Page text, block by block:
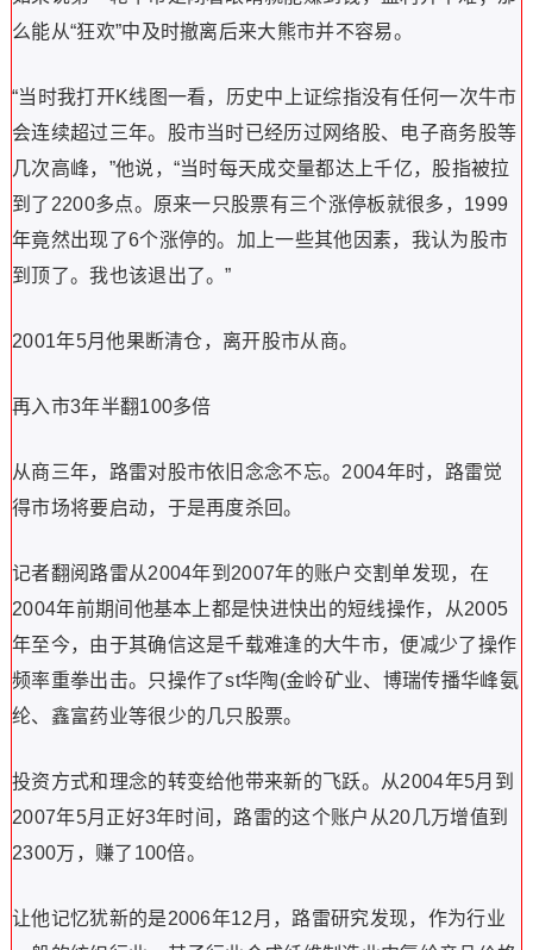
么能从“狂欢”中及时撤离后来大熊市并不容易。
“当时我打开K线图一看，历史中上证综指没有任何一次牛市
会连续超过三年。股市当时已经历过网络股、电子商务股等
几次高峰，”他说，“当时每天成交量都达上千亿，股指被拉
到了2200多点。原来一只股票有三个涨停板就很多，1999
年竟然出现了6个涨停的。加上一些其他因素，我认为股市
到顶了。我也该退出了。”
2001年5月他果断清仓，离开股市从商。
再入市3年半翻100多倍
从商三年，路雷对股市依旧念念不忘。2004年时，路雷觉
得市场将要启动，于是再度杀回。
记者翻阅路雷从2004年到2007年的账户交割单发现，在
2004年前期间他基本上都是快进快出的短线操作，从2005
年至今，由于其确信这是千载难逢的大牛市，便减少了操作
频率重拳出击。只操作了st华陶(金岭矿业、博瑞传播华峰氨
纶、鑫富药业等很少的几只股票。
投资方式和理念的转变给他带来新的飞跃。从2004年5月到
2007年5月正好3年时间，路雷的这个账户从20几万增值到
2300万，赚了100倍。
让他记忆犹新的是2006年12月，路雷研究发现，作为行业